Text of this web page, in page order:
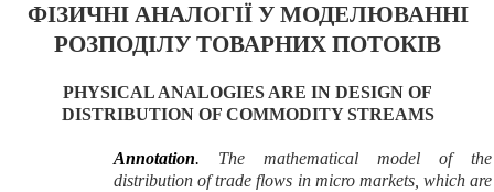
ФІЗИЧНІ АНАЛОГІЇ У МОДЕЛЮВАННІ
РОЗПОДІЛУ ТОВАРНИХ ПОТОКІВ
PHYSICAL ANALOGIES ARE IN DESIGN OF
DISTRIBUTION OF COMMODITY STREAMS
Annotation. The mathematical model of
the
distribution of trade flows in micro markets, which are